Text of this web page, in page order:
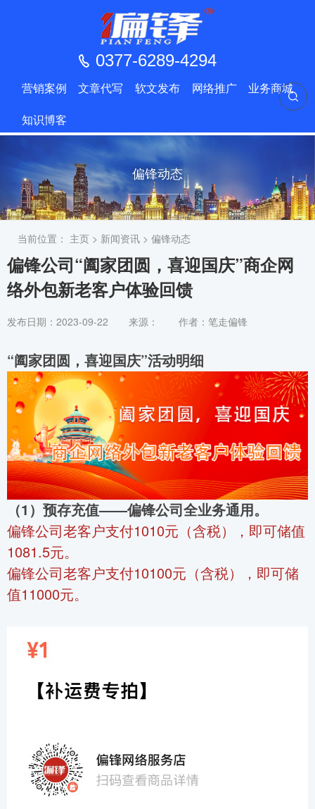
0377-6289-4294
营销案例 文章代写 软文发布 网络推广 业务商城
知识博客
偏锋动态
当前位置： 主页 > 新闻资讯 > 偏锋动态
偏锋公司“阖家团圆，喜迎国庆”商企网
络外包新老客户体验回馈
发布日期：2023-09-22 来源： 作者：笔走偏锋
“阖家团圆，喜迎国庆”活动明细
（1）预存充值——偏锋公司全业务通用。
偏锋公司老客户支付1010元（含税），即可储值
1081.5元。
偏锋公司老客户支付10100元（含税），即可储
值11000元。